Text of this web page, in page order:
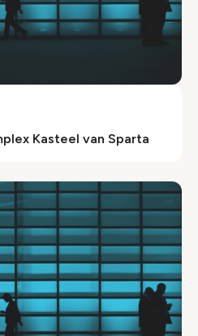
Kasteel van Sparta